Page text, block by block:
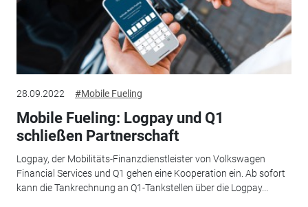
28.09.2022 #Mobile Fueling
Mobile Fueling: Logpay und Q1
schließen Partnerschaft
Logpay, der Mobilitäts-Finanzdienstleister von Volkswagen
Financial Services und Q1 gehen eine Kooperation ein. Ab sofort
kann die Tankrechnung an Q1-Tankstellen über die Logpay...